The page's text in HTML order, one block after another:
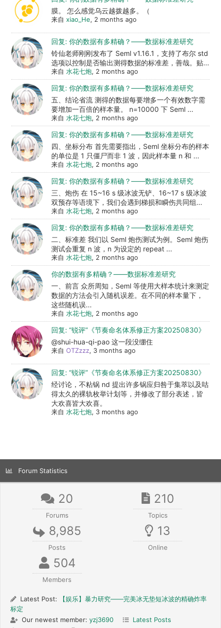
膜。 怎么感觉乌云越拨越多。（
来自 xiao_He, 2 months ago
回复: 你的数据有多精确？——数据标准差研究
铃仙老师刚刚发布了 Seml v1.16.1，支持了布尔 std
选项以控制是否输出测得数据的标准差，善哉。贴...
来自 水花七炮, 2 months ago
回复: 你的数据有多精确？——数据标准差研究
五、结论省流 测得的数据每要增多一个有效数字需
要增加一百倍的样本量。 n=10000 下 Seml ...
来自 水花七炮, 2 months ago
回复: 你的数据有多精确？——数据标准差研究
四、坐标分布 首先需要指出，Seml 坐标分布的样本
的单位是 1 只僵尸而非 1 波，因此样本量 n 和 ...
来自 水花七炮, 2 months ago
回复: 你的数据有多精确？——数据标准差研究
三、炮伤 在 15~16 s 级冰波无铲、16~17 s 级冰波
双预存等语境下，我们会遇到梯损和瞬伤共同组...
来自 水花七炮, 2 months ago
回复: 你的数据有多精确？——数据标准差研究
二、标准差 我们以 Seml 炮伤测试为例。Seml 炮伤
测试会重复 n 波，n 为设定的 repeat ...
来自 水花七炮, 2 months ago
你的数据有多精确？——数据标准差研究
一、前言 众所周知，Seml 等使用大样本统计来测定
数据的方法会引入随机误差。在不同的样本量下，
这些随机误...
来自 水花七炮, 2 months ago
回复: “锐评”《节奏命名体系修正方案20250830》
@shui-hua-qi-pao 这一段没绷住
来自 OTZzzz, 3 months ago
回复: “锐评”《节奏命名体系修正方案20250830》
经讨论，不粘锅 nd 提出许多锅应归咎于集萃以及咕
得太久的裸轨枚举计划等，并修改了部分表述，皆
大欢喜皆大欢喜。
来自 水花七炮, 3 months ago
Forum Statistics
20
Forums
210
Topics
8,985
Posts
13
Online
504
Members
Latest Post:
【娱乐】暴力研究——完美冰无垫短冰波的精确炸率
标定
Our newest member: yzj3690
Latest Posts